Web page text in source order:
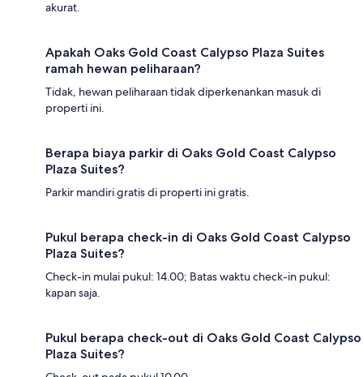
akurat.
Apakah Oaks Gold Coast Calypso Plaza Suites
ramah hewan peliharaan?
Tidak, hewan peliharaan tidak diperkenankan masuk di
properti ini.
Berapa biaya parkir di Oaks Gold Coast Calypso
Plaza Suites?
Parkir mandiri gratis di properti ini gratis.
Pukul berapa check-in di Oaks Gold Coast Calypso
Plaza Suites?
Check-in mulai pukul: 14.00; Batas waktu check-in pukul:
kapan saja.
Pukul berapa check-out di Oaks Gold Coast Calypso
Plaza Suites?